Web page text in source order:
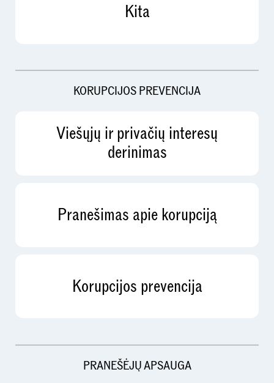
Kita
KORUPCIJOS PREVENCIJA
Viešųjų ir privačių interesų
derinimas
Pranešimas apie korupciją
Korupcijos prevencija
PRANEŠĖJŲ APSAUGA